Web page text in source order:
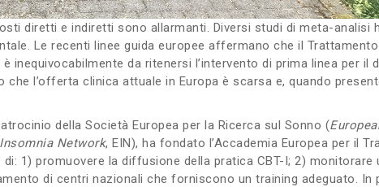
diretti e indiretti sono allarmanti. Diversi studi di meta-analisi
Le recenti linee guida europee affermano che il
inequivocabilmente da ritenersi l’intervento di prima linea per il
l’offerta clinica attuale in Europa è scarsa e, quando
della Società Europea per la Ricerca sul Sonno (
Network, EIN), ha fondato l’Accademia Europea per il
di: 1) promuovere la diffusione della pratica CBT-I; 2) monitorare
di centri nazionali che forniscono un training adeguato. In